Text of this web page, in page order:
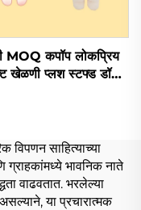
MOQ कपॉप लोकप्रिय
खेळणी प्लश स्टफ्ड डॉल
विपणन साहित्याच्या
भावनिक नाते
वाढवतात. भरलेल्या
या प्रचारात्मक